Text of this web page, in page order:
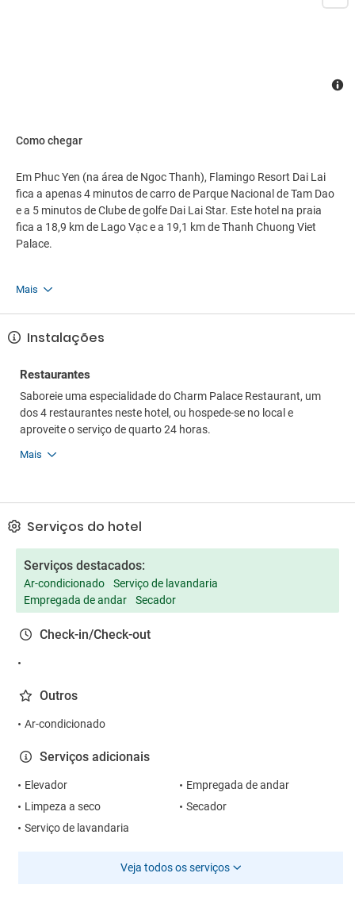
Como chegar
Em Phuc Yen (na área de Ngoc Thanh), Flamingo Resort Dai Lai
fica a apenas 4 minutos de carro de Parque Nacional de Tam Dao
e a 5 minutos de Clube de golfe Dai Lai Star. Este hotel na praia
fica a 18,9 km de Lago Vạc e a 19,1 km de Thanh Chuong Viet
Palace.
Mais
Instalações
Restaurantes
Saboreie uma especialidade do Charm Palace Restaurant, um
dos 4 restaurantes neste hotel, ou hospede-se no local e
aproveite o serviço de quarto 24 horas.
Mais
Serviços do hotel
Serviços destacados:
Ar-condicionado
Serviço de lavandaria
Empregada de andar
Secador
Check-in/Check-out
Outros
Ar-condicionado
Serviços adicionais
Elevador
Empregada de andar
Limpeza a seco
Secador
Serviço de lavandaria
Veja todos os serviços